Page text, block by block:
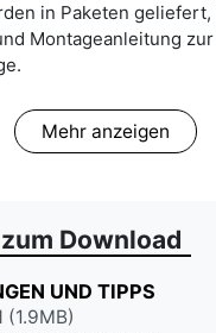
in Paketen
Montageanleitung zur
Mehr anzeigen
Download
UND TIPPS
(1.9MB)